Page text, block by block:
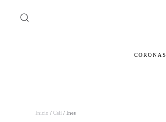
Ir al contenido principal
CORONAS
Inicio / Cali / Ines